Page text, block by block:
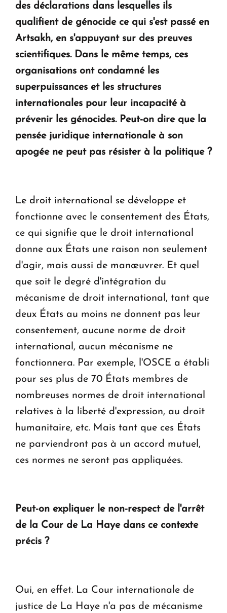
des déclarations dans lesquelles ils
qualifient de génocide ce qui s'est passé en
Artsakh, en s'appuyant sur des preuves
scientifiques. Dans le même temps, ces
organisations ont condamné les
superpuissances et les structures
internationales pour leur incapacité à
prévenir les génocides. Peut-on dire que la
pensée juridique internationale à son
apogée ne peut pas résister à la politique ?
Le droit international se développe et
fonctionne avec le consentement des États,
ce qui signifie que le droit international
donne aux États une raison non seulement
d'agir, mais aussi de manœuvrer. Et quel
que soit le degré d'intégration du
mécanisme de droit international, tant que
deux États au moins ne donnent pas leur
consentement, aucune norme de droit
international, aucun mécanisme ne
fonctionnera. Par exemple, l'OSCE a établi
pour ses plus de 70 États membres de
nombreuses normes de droit international
relatives à la liberté d'expression, au droit
humanitaire, etc. Mais tant que ces États
ne parviendront pas à un accord mutuel,
ces normes ne seront pas appliquées.
Peut-on expliquer le non-respect de l'arrêt
de la Cour de La Haye dans ce contexte
précis ?
Oui, en effet. La Cour internationale de
justice de La Haye n'a pas de mécanisme